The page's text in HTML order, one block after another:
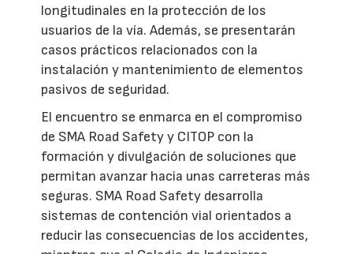
longitudinales en la protección de los
usuarios de la vía. Además, se presentarán
casos prácticos relacionados con la
instalación y mantenimiento de elementos
pasivos de seguridad.
El encuentro se enmarca en el compromiso
de SMA Road Safety y CITOP con la
formación y divulgación de soluciones que
permitan avanzar hacia unas carreteras más
seguras. SMA Road Safety desarrolla
sistemas de contención vial orientados a
reducir las consecuencias de los accidentes,